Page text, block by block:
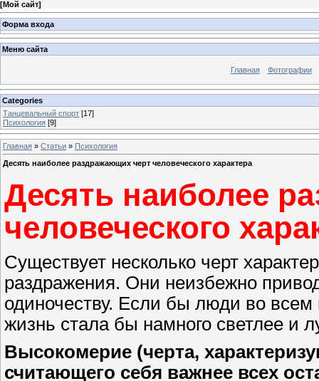
[Мой сайт]
Форма входа
Меню сайта
Главная Фотографии
Categories
Танцевальный спорт [17]
Психология [9]
Главная » Статьи » Психология
Десять наиболее раздражающих черт человеческого характера
Десять наиболее
человеческого
Существует несколько черт
раздражения. Они неизбежно
одиночеству. Если бы люди во
жизнь стала бы намного светлее и
Высокомерие (черта,
считающего себя важнее всех